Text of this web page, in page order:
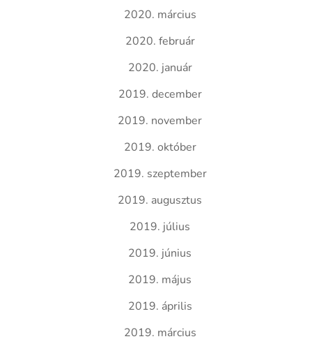
2020. március
2020. február
2020. január
2019. december
2019. november
2019. október
2019. szeptember
2019. augusztus
2019. július
2019. június
2019. május
2019. április
2019. március